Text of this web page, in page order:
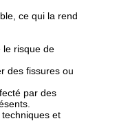
ce qui la rend
le risque de
des fissures ou
par des
et